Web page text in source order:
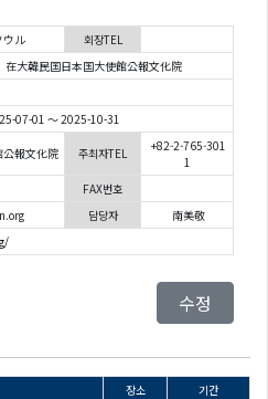
ウル
회장TEL
在大韓民国日本国大使館公報文化院
07-01 ～ 2025-10-31
公報文化院 주최자TEL
+82-2-765-301
1
FAX번호
담당자
南美敬
수정
장소
기간